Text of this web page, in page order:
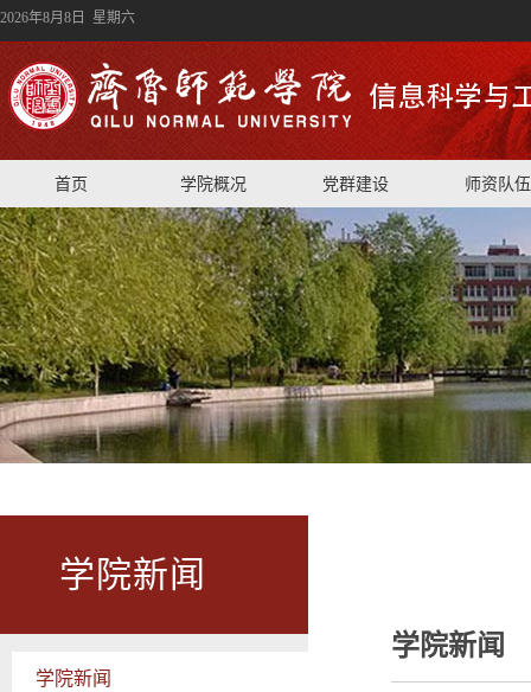
2026年8月8日 星期六
首页 学院概况 党群建设 师资队伍
学院新闻
学院新闻
学院新闻